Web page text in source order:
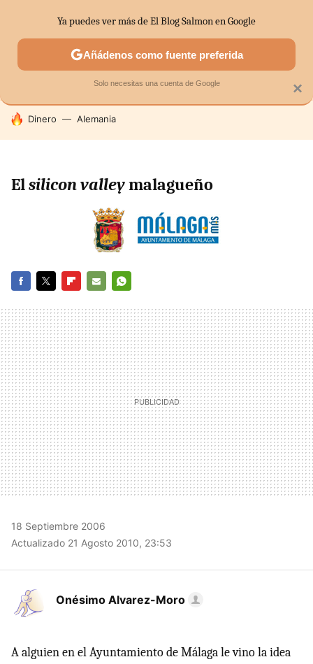
SECTORES ECONOMÍA DOMÉSTICA MERCADOS
HOY SE HABLA DE
Dinero Alemania
Elsilicon valleymalagueño
MAIL
18 Septiembre 2006
Actualizado 21 Agosto 2010, 23:53
Onésimo Alvarez-Moro
A alguien en el Ayuntamiento de Málaga le vino la idea
×
Ya puedes ver más de El Blog Salmon en Google
Añádenos como fuente preferida
Solo necesitas una cuenta de Google